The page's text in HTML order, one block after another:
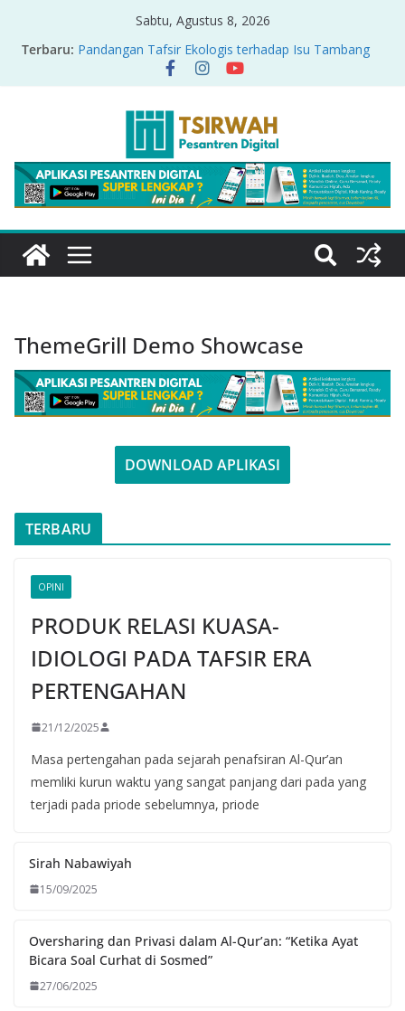
Sabtu, Agustus 8, 2026
Terbaru: Pandangan Tafsir Ekologis terhadap Isu Tambang
Nikel di Raja Ampat
PRODUK RELASI KUASA-IDIOLOGI PADA TAFSIR
Sirah Nabawiyah
Oversharing dan Privasi dalam Al-Qur’an: “Ketika
Ayat Bicara Soal Curhat di Sosmed”
Menyikapi Fatherless, Kisah Lukman Menjadi
Cerminan
ThemeGrill Demo Showcase
DOWNLOAD APLIKASI
TERBARU
OPINI
PRODUK RELASI KUASA-
IDIOLOGI PADA TAFSIR ERA
PERTENGAHAN
21/12/2025
Masa pertengahan pada sejarah penafsiran Al-Qur’an
memliki kurun waktu yang sangat panjang dari pada yang
terjadi pada priode sebelumnya, priode
Sirah Nabawiyah
15/09/2025
Oversharing dan Privasi dalam Al-Qur’an: “Ketika Ayat
Bicara Soal Curhat di Sosmed”
27/06/2025